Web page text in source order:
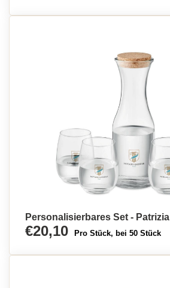
Personalisierbares Set - Patrizia
€20,10 Pro Stück, bei 50 Stück